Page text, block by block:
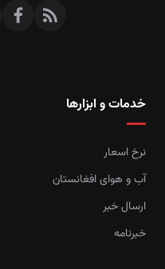
خدمات و ابزارها
نرخ اسعار
آب و هوای افغانستان
ارسال خبر
خبرنامه